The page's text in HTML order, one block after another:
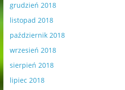
grudzień 2018
listopad 2018
październik 2018
wrzesień 2018
sierpień 2018
lipiec 2018